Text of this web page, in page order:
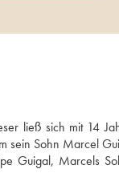
ließ sich mit 14
sein Sohn Marcel
Guigal, Marcels